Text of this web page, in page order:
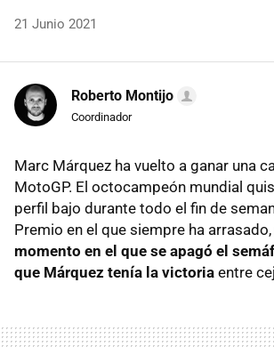
21 Junio 2021
Roberto Montijo
Coordinador
Marc Márquez ha vuelto a ganar una
MotoGP. El octocampeón mundial
perfil bajo durante todo el fin de
Premio en el que siempre ha
momento en el que se apagó el
que Márquez tenía la victoria entre